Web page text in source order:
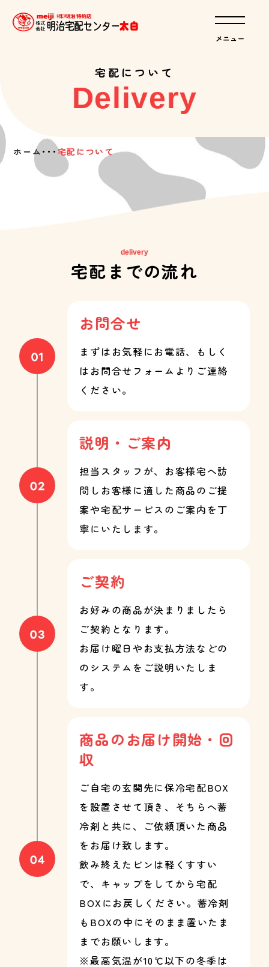
宅配について
Delivery
ホーム ･･･ 宅配について
delivery
宅配までの流れ
お問合せ
まずはお気軽にお電話、もしく
はお問合せフォームよりご連絡
ください。
説明・ご案内
担当スタッフが、お客様宅へ訪
問しお客様に適した商品のご提
案や宅配サービスのご案内を丁
寧にいたします。
ご契約
お好みの商品が決まりましたら
ご契約となります。
お届け曜日やお支払方法などの
のシステムをご説明いたしま
す。
商品のお届け開始・回
収
ご自宅の玄関先に保冷宅配BOX
を設置させて頂き、そちらへ蓄
冷剤と共に、ご依頼頂いた商品
をお届け致します。
飲み終えたビンは軽くすすい
で、キャップをしてから宅配
BOXにお戻しください。蓄冷剤
もBOXの中にそのまま置いたま
までお願いします。
※最高気温が10℃以下の冬季は